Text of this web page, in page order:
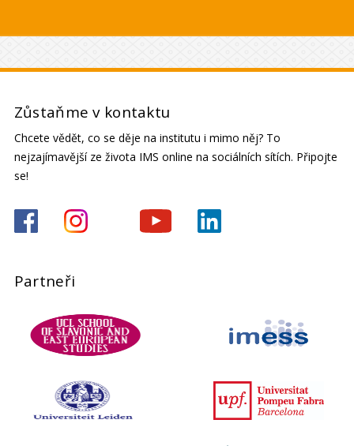
Zůstaňme v kontaktu
Chcete vědět, co se děje na institutu i mimo něj? To
nejzajímavější ze života IMS online na sociálních sítích. Připojte
se!
Partneři